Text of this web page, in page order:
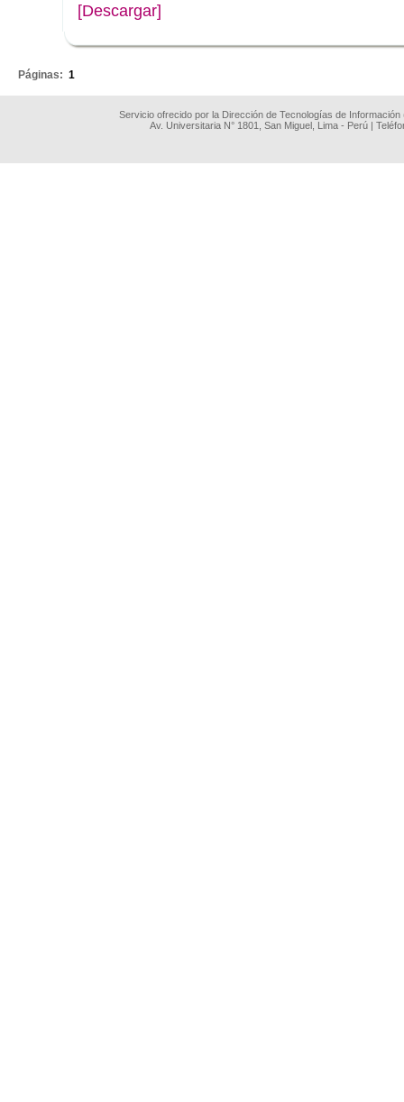
[Descargar]
Páginas: 1
Servicio ofrecido por la Dirección de Tecnologías de
Av. Universitaria N° 1801, San Miguel, Lima - Perú |